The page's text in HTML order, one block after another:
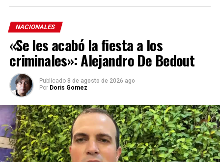
NACIONALES
«Se les acabó la fiesta a los
criminales»: Alejandro De Bedout
Publicado 8 de agosto de 2026 ago
Por Doris Gomez